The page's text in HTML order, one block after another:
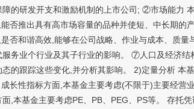
的研发开支和激励机制的上市公司; ②市场能力
否推出具有高市场容量的品种并使短、中长期
否和谐高效,能够在公司战略、作业与成本、质
务业个行业及其子行业的影响。 ⑦人口及经济
的跟踪这些变化,并分析其影响。 2)定量分析
长性指标方面,本基金主要考虑(不限于)主要经
,本基金主要考虑PE、PB、PEG、PS等。 存